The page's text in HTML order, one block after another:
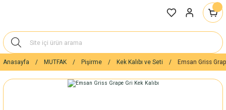
Anasayfa MUTFAK Pişirme Kek Kalıbı ve Seti Emsan Griss